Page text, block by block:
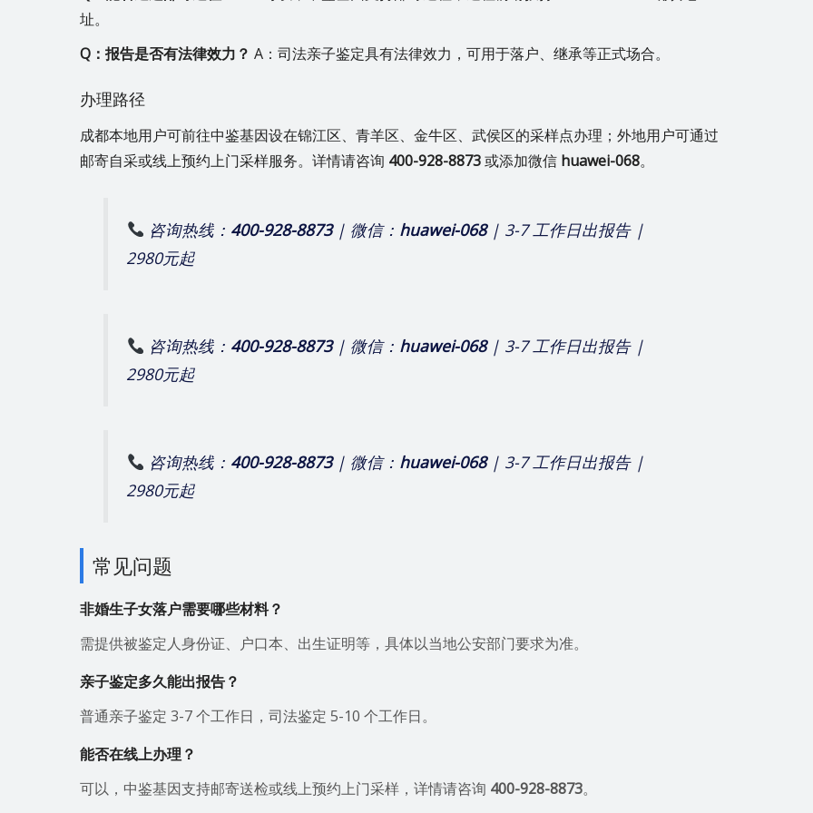
址。
Q：报告是否有法律效力？ A：司法亲子鉴定具有法律效力，可用于落户、继承等正式场合。
办理路径
成都本地用户可前往中鉴基因设在锦江区、青羊区、金牛区、武侯区的采样点办理；外地用户可通过
邮寄自采或线上预约上门采样服务。详情请咨询 400-928-8873或添加微信 huawei-068。
咨询热线： 400-928-8873| 微信： huawei-068| 3-7 工作日出报告 |
2980元起
咨询热线： 400-928-8873| 微信： huawei-068| 3-7 工作日出报告 |
2980元起
咨询热线： 400-928-8873| 微信： huawei-068| 3-7 工作日出报告 |
2980元起
常见问题
非婚生子女落户需要哪些材料？
需提供被鉴定人身份证、户口本、出生证明等，具体以当地公安部门要求为准。
亲子鉴定多久能出报告？
普通亲子鉴定 3-7 个工作日，司法鉴定 5-10 个工作日。
能否在线上办理？
可以，中鉴基因支持邮寄送检或线上预约上门采样，详情请咨询 400-928-8873。